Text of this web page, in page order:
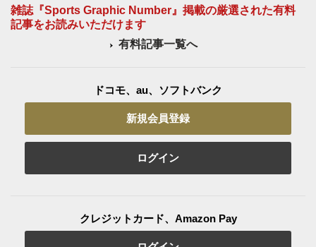
雑誌『Sports Graphic Number』掲載の厳選された有料
記事をお読みいただけます
有料記事一覧へ
ドコモ、au、ソフトバンク
新規会員登録
ログイン
クレジットカード、Amazon Pay